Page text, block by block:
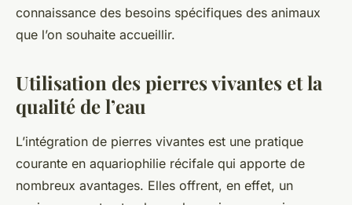
connaissance des besoins spécifiques des animaux
que l’on souhaite accueillir.
Utilisation des pierres vivantes et la
qualité de l’eau
L’intégration de pierres vivantes est une pratique
courante en aquariophilie récifale qui apporte de
nombreux avantages. Elles offrent, en effet, un